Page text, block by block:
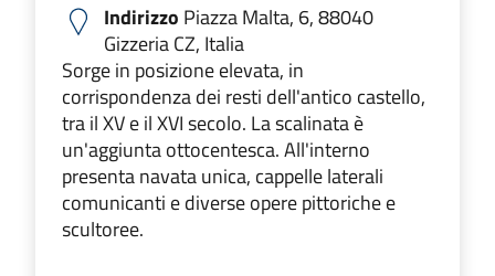
Indirizzo Piazza Malta, 6, 88040
Gizzeria CZ, Italia
Sorge in posizione elevata, in
corrispondenza dei resti dell'antico castello,
tra il XV e il XVI secolo. La scalinata è
un'aggiunta ottocentesca. All'interno
presenta navata unica, cappelle laterali
comunicanti e diverse opere pittoriche e
scultoree.